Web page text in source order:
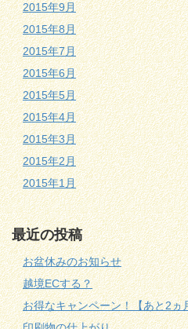
2015年9月
2015年8月
2015年7月
2015年6月
2015年5月
2015年4月
2015年3月
2015年2月
2015年1月
最近の投稿
お盆休みのお知らせ
越境ECする？
お得なキャンペーン！【あと2ヵ